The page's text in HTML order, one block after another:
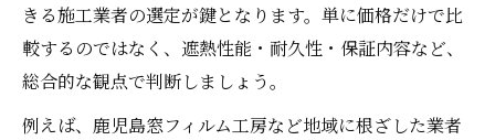
きる施工業者の選定が鍵となります。単に価格だけで比
較するのではなく、遮熱性能・耐久性・保証内容など、
総合的な観点で判断しましょう。
例えば、鹿児島窓フィルム工房など地域に根ざした業者